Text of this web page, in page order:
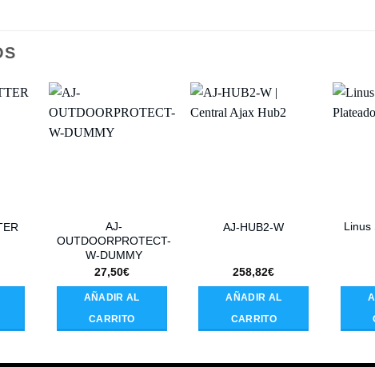
AJ-
OUTDOORPROTECT-
W-DUMMY
27,50€
AÑADIR AL
CARRITO
AJ-HUB2-W
258,82€
AÑADIR AL
CARRITO
Linus